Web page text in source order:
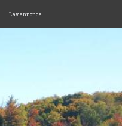
Lav annonce